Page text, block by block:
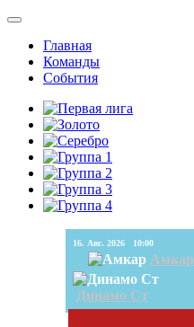
Главная
Команды
События
16. Авг. 2026 10:00
Амкар
Динамо Ст